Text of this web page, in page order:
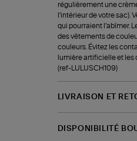
régulièrement une
l'intérieur de votre sac).
qui pourraient l’abîmer.
des vêtements de
couleurs. Évitez les
lumière artificielle et les
(ref-LULUSCH109)
LIVRAISON ET
DISPONIBILITÉ